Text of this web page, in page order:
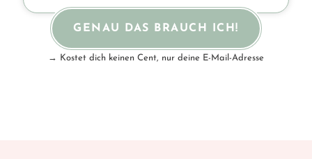
GENAU DAS BRAUCH ICH!
→ Kostet dich keinen Cent, nur deine E-Mail-Adresse